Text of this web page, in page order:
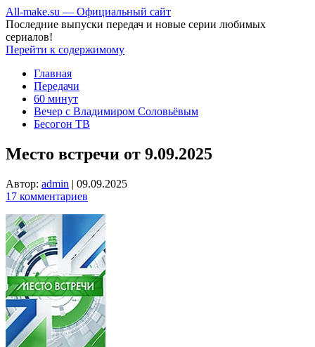
All-make.su — Официальный сайт
Последние выпуски передач и новые серии любимых
сериалов!
Перейти к содержимому
Главная
Передачи
60 минут
Вечер с Владимиром Соловьёвым
Бесогон ТВ
Место встречи от 9.09.2025
Автор: admin | 09.09.2025
17 комментариев